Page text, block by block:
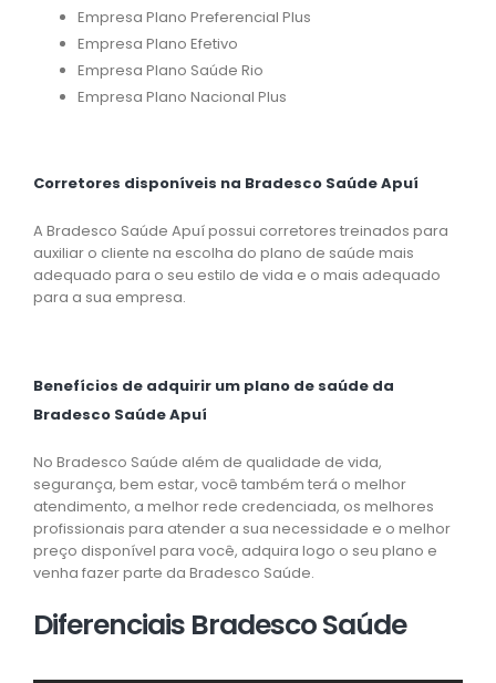
Empresa Plano Preferencial Plus
Empresa Plano Efetivo
Empresa Plano Saúde Rio
Empresa Plano Nacional Plus
Corretores disponíveis na Bradesco Saúde Apuí
A Bradesco Saúde Apuí possui corretores treinados para
auxiliar o cliente na escolha do plano de saúde mais
adequado para o seu estilo de vida e o mais adequado
para a sua empresa.
Benefícios de adquirir um plano de saúde da
Bradesco Saúde Apuí
No Bradesco Saúde além de qualidade de vida,
segurança, bem estar, você também terá o melhor
atendimento, a melhor rede credenciada, os melhores
profissionais para atender a sua necessidade e o melhor
preço disponível para você, adquira logo o seu plano e
venha fazer parte da Bradesco Saúde.
Diferenciais Bradesco Saúde